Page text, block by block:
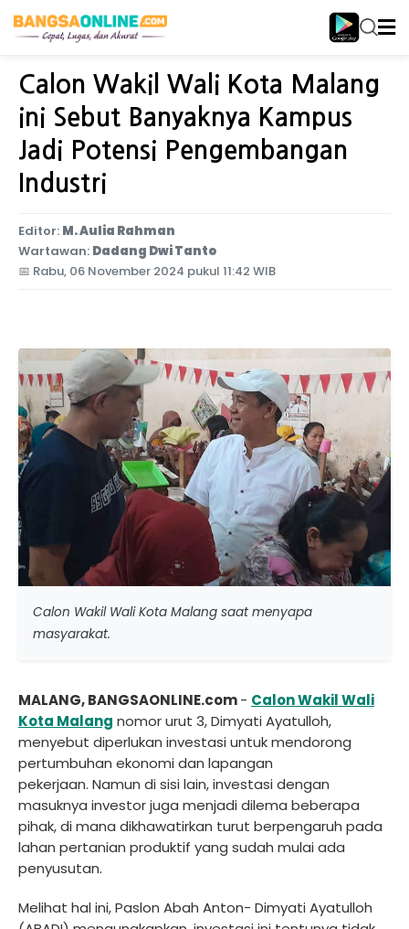
Home Jawa Timur
Calon Wakil Wali Kota Malang
ini Sebut Banyaknya Kampus
Jadi Potensi Pengembangan
Industri
Editor: M. Aulia Rahman
Wartawan: Dadang Dwi Tanto
📅 Rabu, 06 November 2024 pukul 11:42 WIB
Calon Wakil Wali Kota Malang saat menyapa
masyarakat.
MALANG, BANGSAONLINE.com- Calon Wakil Wali
Kota Malang nomor urut 3, Dimyati Ayatulloh,
menyebut diperlukan investasi untuk mendorong
pertumbuhan ekonomi dan lapangan
pekerjaan. Namun di sisi lain, investasi dengan
masuknya investor juga menjadi dilema beberapa
pihak, di mana dikhawatirkan turut berpengaruh pada
lahan pertanian produktif yang sudah mulai ada
penyusutan.
Melihat hal ini, Paslon Abah Anton- Dimyati Ayatulloh